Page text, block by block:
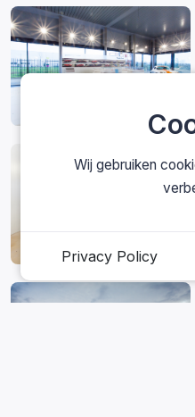
Wij gebruiken
Privacy Policy